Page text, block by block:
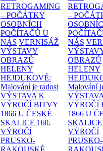
RETROGAMING
– POČÁTKY
OSOBNÍCH
POČÍTAČŮ U
NÁS VERNISÁŽ
VÝSTAVY
OBRAZŮ
HELENY
HEJDUKOVÉ:
Malování je radost
VÝSTAVA K
VÝROČÍ BITVY
1866 U ČESKÉ
SKALICE 160.
VÝROČÍ
PRUSKO-
RAKOUSKÉ
–
NÁS
OBRAZŮ
HELENY
Malování
VÝROČÍ
1866 U
SKALICE
VÝROČÍ
PRUSKO-